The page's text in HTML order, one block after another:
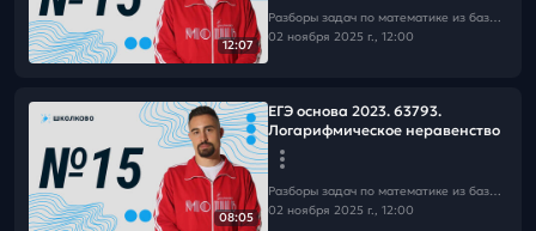
12:07
Разборы задач по математике из базы Школково
02 ноября 2025 г., 12:00
08:05
ЕГЭ основа 2023. 63793.
Логарифмическое неравенство
Разборы задач по математике из базы Школково
02 ноября 2025 г., 12:00